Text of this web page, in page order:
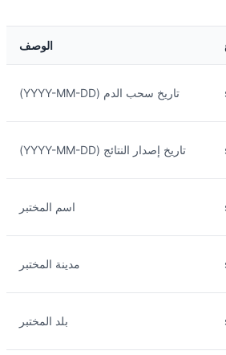
الوصف
تاريخ سحب الدم (YYYY-MM-DD)
تاريخ إصدار النتائج (YYYY-MM-DD)
اسم المختبر
مدينة المختبر
بلد المختبر